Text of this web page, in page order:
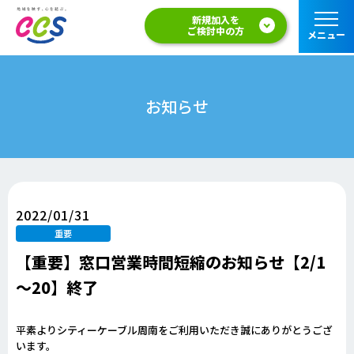
新規加入を
ご検討中の方
メニュー
お知らせ
2022/01/31
重要
【重要】窓口営業時間短縮のお知らせ【2/1
～20】終了
平素よりシティーケーブル周南をご利用いただき誠にありがとうござ
います。